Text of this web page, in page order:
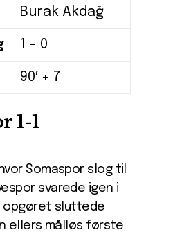
Burak Akdağ
1 – 0
90′ + 7
1-1
Somaspor slog til
svarede igen i
opgøret sluttede
ellers målløs første